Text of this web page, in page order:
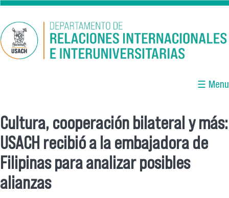
Pasar al contenido principal
☰ Menu
Se encuentra usted aquí
Cultura, cooperación bilateral y más:
USACH recibió a la embajadora de
Filipinas para analizar posibles
alianzas